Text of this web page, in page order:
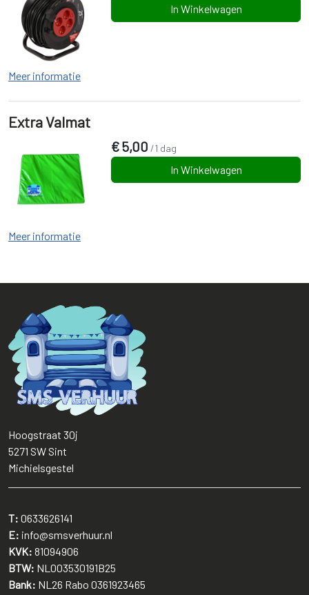
In Winkelwagen
Meer informatie
Extra Valmat
€5,00 /1 dag
In Winkelwagen
Meer informatie
Hoogstraat 30j
5271 SW Sint
Michielsgestel
T: 0633626141
E: info@smsverhuur.nl
KVK: 81094906
BTW: NL003530191B25
Bank: NL26 Rabo 0361923465